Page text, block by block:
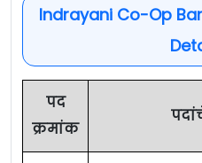
Indrayani Co-Op
पद
क्रमांक